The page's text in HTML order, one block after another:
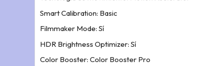
Smart Calibration: Basic
Filmmaker Mode: Sí
HDR Brightness Optimizer: Sí
Color Booster: Color Booster Pro